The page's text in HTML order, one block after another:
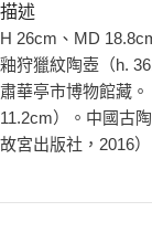
描述
H 26cm、MD
釉狩獵紋陶壺（h.
肅華亭市博物館藏
11.2cm）。中國古
故宮出版社，2016